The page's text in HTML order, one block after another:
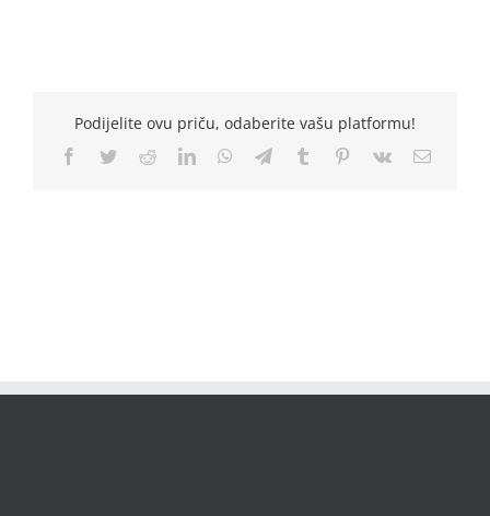
Podijelite ovu priču, odaberite vašu platformu!
Facebook
TwitterRedditLinkedInWhatsApp
TelegramTumblr Pinterest
Vk Email